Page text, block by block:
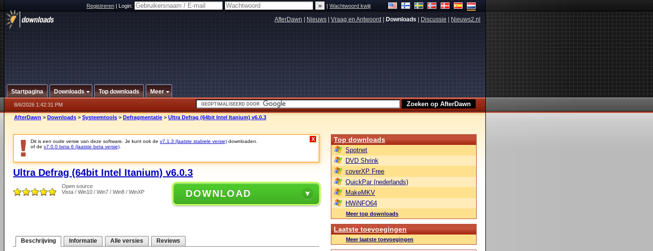
Registreren|Login: |Wachtwoord kwijt
AfterDawn Nieuws Vraag en Antwoord Downloads Discussie Nieuws2.nl
Startpagina Downloads Top downloads Meer
8/6/2026 1:42:31 PM
AfterDawn > Downloads > Systeemtools > Defragmentatie > Ultra Defrag (64bit Intel Itanium) v6.0.3
Dit is een oude versie van deze software. Je kunt ook de v7.1.3 (laatste stabiele versie) downloaden.
of de v7.0.0 beta 6 (laatste beta versie)
X
Ultra Defrag (64bit Intel Itanium) v6.0.3
Open source
Vista / Win10 / Win7 / Win8 / WinXP
DOWNLOAD
Beschrijving Informatie Alle versies Reviews
Top downloads
Spotnet
DVD Shrink
coverXP Free
QuickPar (nederlands)
MakeMKV
HWiNFO64
Meer top downloads
Laatste toevoegingen
Meer laatste toevoegingen